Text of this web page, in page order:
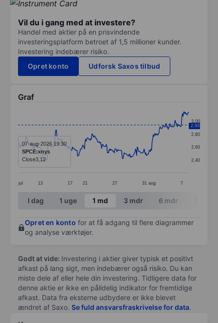
Vil du i gang med at investere?
Handel med aktier på en prisvindende
investeringsplatform betroet af 1,5 millioner kunder.
Investering indebærer risiko.
Opret konto
Udforsk Saxos tilbud
Graf
Line chart with 299 data points.
The chart has 1 X axis displaying categories.
The chart has 1 Y axis displaying values. Data
jul 13 17 21 27 31 aug 7
2,40
2,60
2,80
3,00
2,93
07-aug-2026 19:30
SPCE:xnys
Close3,12
End of interactive chart.
I dag 1 uge 1 md 3 mdr 6 mdr
Opret en konto for at få adgang til flere diagrammer
og analyse værktøjer.
Godt at vide: Investering i aktier giver typisk et positivt
afkast på lang sigt, men indebærer også risiko. Du kan
miste dele af eller hele din investering. Tidligere data for
denne aktie er ikke en pålidelig indikator for fremtidige
afkast. Data fra eksterne udbydere er ikke blevet
ændret af Saxo. Se fuld ansvarsfraskrivelse for data.